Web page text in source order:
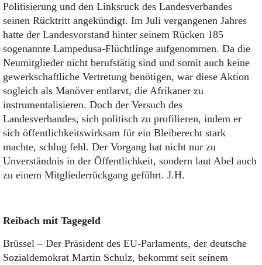
Politisierung und den Linksruck des Landesverbandes
seinen Rücktritt angekündigt. Im Juli vergangenen Jahres
hatte der Landesvorstand hinter seinem Rücken 185
sogenannte Lampedusa-Flüchtlinge aufgenommen. Da die
Neumitglieder nicht berufstätig sind und somit auch keine
gewerkschaftliche Vertretung benötigen, war diese Aktion
sogleich als Manöver entlarvt, die Afrikaner zu
instrumentalisieren. Doch der Versuch des
Landesverbandes, sich politisch zu profilieren, indem er
sich öffentlichkeitswirksam für ein Bleiberecht stark
machte, schlug fehl. Der Vorgang hat nicht nur zu
Unverständnis in der Öffentlichkeit, sondern laut Abel auch
zu einem Mitgliederrückgang geführt. J.H.
Reibach mit Tagegeld
Brüssel – Der Präsident des EU-Parlaments, der deutsche
Sozialdemokrat Martin Schulz, bekommt seit seinem